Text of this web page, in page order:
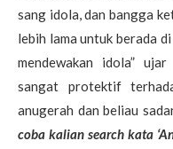
sang idola, dan bangga
lebih lama untuk berada
mendewakan idola”
sangat protektif
anugerah dan beliau
coba kalian search kata